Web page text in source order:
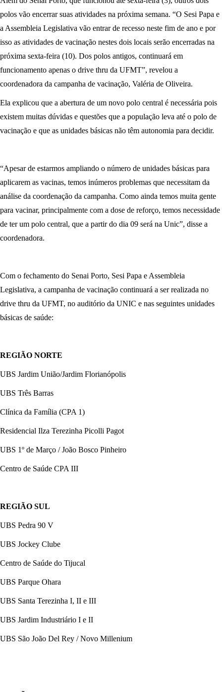
polos vão encerrar suas atividades na próxima semana. “O Sesi Papa e
a Assembleia Legislativa vão entrar de recesso neste fim de ano e por
isso as atividades de vacinação nestes dois locais serão encerradas na
próxima sexta-feira (10). Dos polos antigos, continuará em
funcionamento apenas o drive thru da UFMT”, revelou a
coordenadora da campanha de vacinação, Valéria de Oliveira.
Ela explicou que a abertura de um novo polo central é necessária pois
existem muitas dúvidas e questões que a população leva até o polo de
vacinação e que as unidades básicas não têm autonomia para decidir.
“Apesar de estarmos ampliando o número de unidades básicas para
aplicarem as vacinas, temos inúmeros problemas que necessitam da
análise da coordenação da campanha. Como ainda temos muita gente
para vacinar, principalmente com a dose de reforço, temos necessidade
de ter um polo central, que a partir do dia 09 será na Unic”, disse a
coordenadora.
Com o fechamento do Senai Porto, Sesi Papa e Assembleia
Legislativa, a campanha de vacinação continuará a ser realizada no
drive thru da UFMT, no auditório da UNIC e nas seguintes unidades
básicas de saúde:
REGIÃO NORTE
UBS Jardim União/Jardim Florianópolis
UBS Três Barras
Clínica da Família (CPA 1)
Residencial Ilza Terezinha Picolli Pagot
UBS 1º de Março / João Bosco Pinheiro
Centro de Saúde CPA III
REGIÃO SUL
UBS Pedra 90 V
UBS Jockey Clube
Centro de Saúde do Tijucal
UBS Parque Ohara
UBS Santa Terezinha I, II e III
UBS Jardim Industriário I e II
UBS São João Del Rey / Novo Millenium